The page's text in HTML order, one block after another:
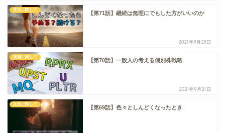
生活に関して
【第71話】継続は無理にでもした方がいいのか
2021年9月23日
投資に関して
【第70話】一般人の考える個別株戦略
2021年9月21日
生活に関して
【第69話】色々としんどくなったとき